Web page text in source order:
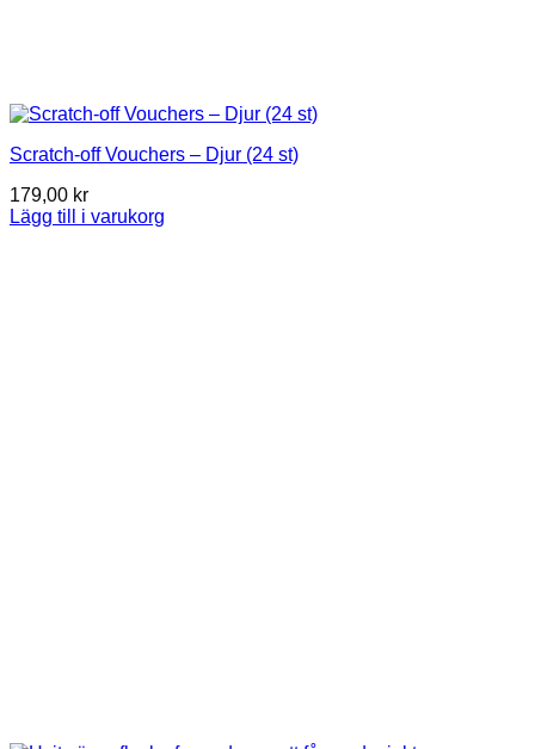
Scratch-off Vouchers – Djur (24 st)
179,00 kr
Lägg till i varukorg